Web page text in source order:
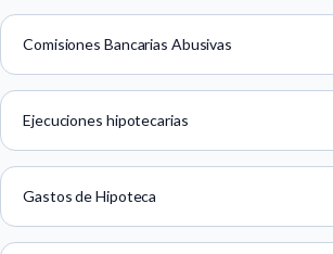
Comisiones Bancarias Abusivas
Ejecuciones hipotecarias
Gastos de Hipoteca